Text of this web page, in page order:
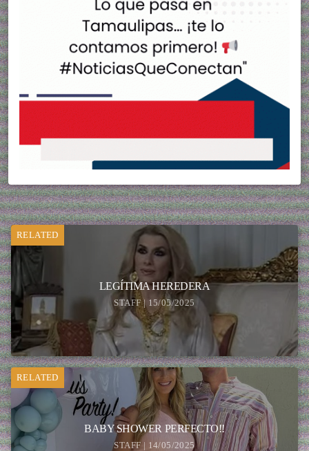
RELATED
LEGÍTIMA HEREDERA
STAFF | 15/05/2025
RELATED
BABY SHOWER PERFECTO!!
STAFF | 14/05/2025